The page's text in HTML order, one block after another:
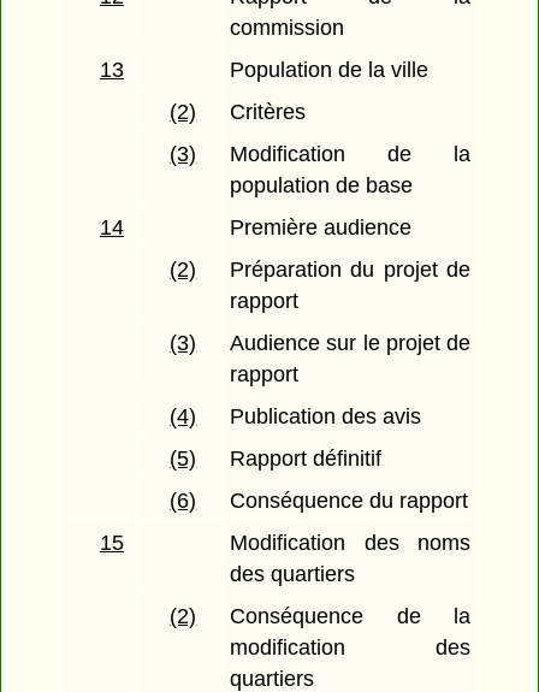
commission
13
Population de la ville
(2)
Critères
(3)
Modification de la
population de base
14
Première audience
(2)
Préparation du projet de
rapport
(3)
Audience sur le projet de
rapport
(4)
Publication des avis
(5)
Rapport définitif
(6)
Conséquence du rapport
15
Modification des noms
des quartiers
(2)
Conséquence de la
modification des
quartiers